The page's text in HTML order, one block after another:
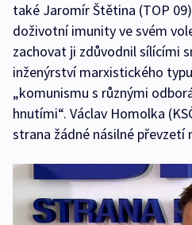
také Jaromír Štětina (TOP
doživotní imunity ve svém
zachovat ji zdůvodnil sílícími
inženýrství marxistického
„komunismu s různými
hnutími“. Václav Homolka
strana žádné násilné převzetí